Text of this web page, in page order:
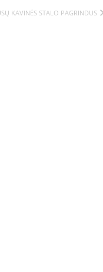
KAVINĖS STALO PAGRINDUS